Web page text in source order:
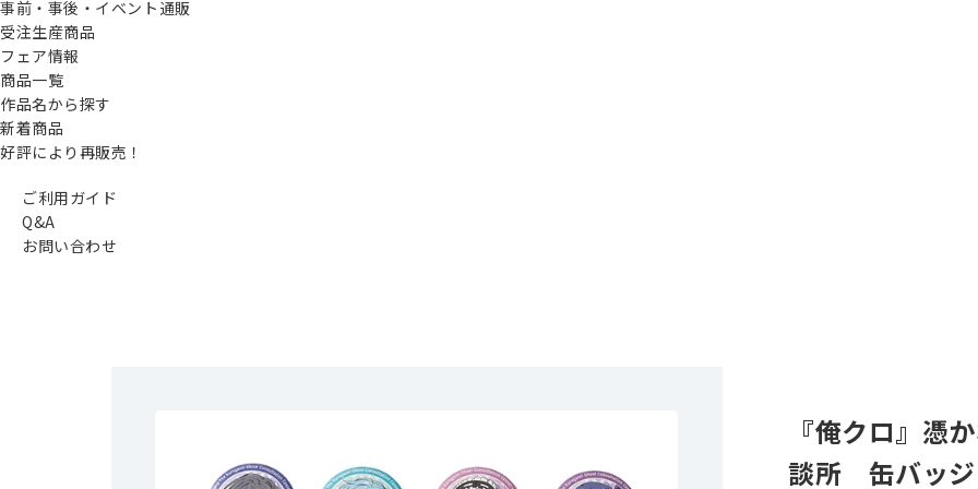
事前・事後・イベント通販
受注生産商品
フェア情報
商品一覧
作品名から探す
新着商品
好評により再販売！
ご利用ガイド
Q&A
お問い合わせ
『俺クロ』憑
談所 缶バッジ